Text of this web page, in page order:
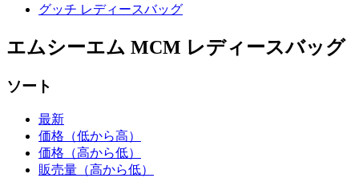
グッチ レディースバッグ
エムシーエム MCM レディースバッグ
ソート
最新
価格（低から高）
価格（高から低）
販売量（高から低）